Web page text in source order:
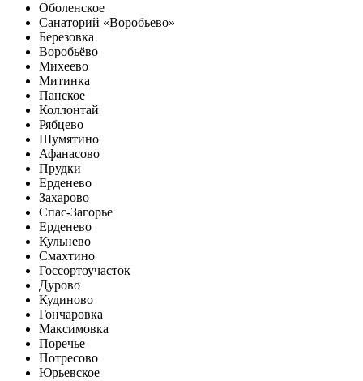
Оболенское
Санаторий «Воробьево»
Березовка
Воробьёво
Михеево
Митинка
Панское
Коллонтай
Рябцево
Шумятино
Афанасово
Прудки
Ерденево
Захарово
Спас-Загорье
Ерденево
Кульнево
Смахтино
Госсортоучасток
Дурово
Кудиново
Гончаровка
Максимовка
Поречье
Потресово
Юрьевское